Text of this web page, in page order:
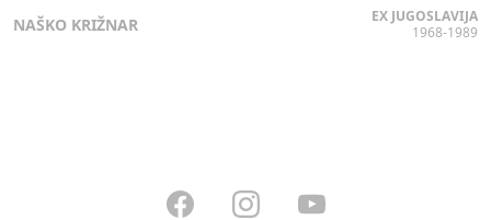
NAŠKO KRIŽNAR
EX JUGOSLAVIJA
1968-1989